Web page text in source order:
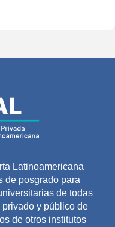
Latinoamericana
de posgrado para
de todas
y público de
de otros institutos